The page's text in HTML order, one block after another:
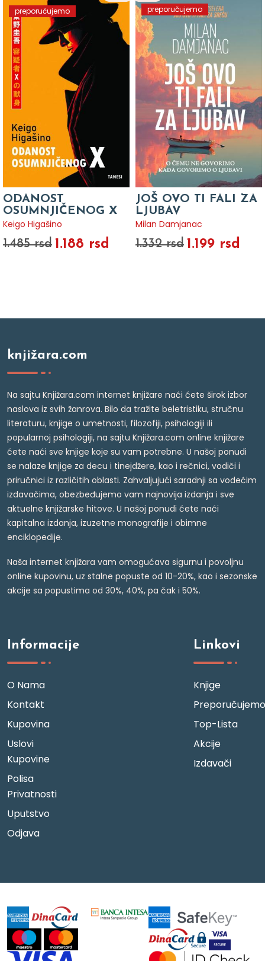
preporučujemo
ODANOST
OSUMNJIČENOG X
Keigo Higašino
1.485 rsd 1.188 rsd
preporučujemo
JOŠ OVO TI FALI ZA
LJUBAV
Milan Damjanac
1.332 rsd 1.199 rsd
knjižara.com
Na sajtu Knjižara.com internet knjižare naći ćete širok izbor
naslova iz svih žanrova. Bilo da tražite beletristiku, stručnu
literaturu, knjige o umetnosti, filozofiji, psihologiji ili
popularnoj psihologiji, na sajtu Knjižara.com online knjižare
ćete naći sve knjige koje su vam potrebne. U našoj ponudi
se nalaze knjige za decu i tinejdžere, kao i rečnici, vodiči i
priručnici iz različitih oblasti. Zahvaljujući saradnji sa vodećim
izdavačima, obezbeđujemo vam najnovija izdanja i sve
aktuelne knjižarske hitove. U našoj ponudi ćete naći
kapitalna izdanja, izuzetne monografije i obimne
enciklopedije.
Naša internet knjižara vam omogućava sigurnu i povoljnu
online kupovinu, uz stalne popuste od 10-20%, kao i sezonske
akcije sa popustima od 30%, 40%, pa čak i 50%.
Informacije
O Nama
Kontakt
Kupovina
Uslovi
Kupovine
Polisa
Privatnosti
Uputstvo
Odjava
Linkovi
Knjige
Preporučujemo
Top-Lista
Akcije
Izdavači